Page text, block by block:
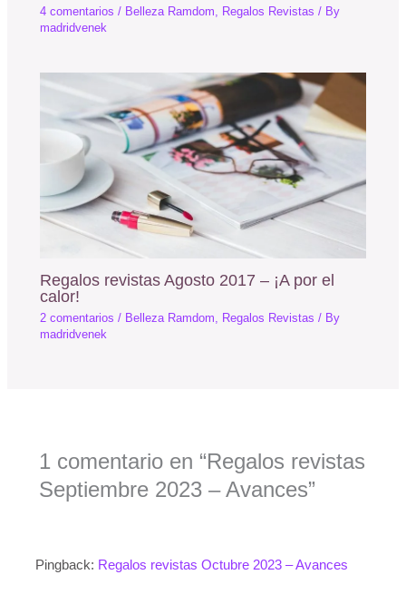
4 comentarios / Belleza Ramdom, Regalos Revistas / By
madridvenek
Regalos revistas Agosto 2017 – ¡A por el
calor!
2 comentarios / Belleza Ramdom, Regalos Revistas / By
madridvenek
1 comentario en “Regalos revistas
Septiembre 2023 – Avances”
Pingback: Regalos revistas Octubre 2023 – Avances